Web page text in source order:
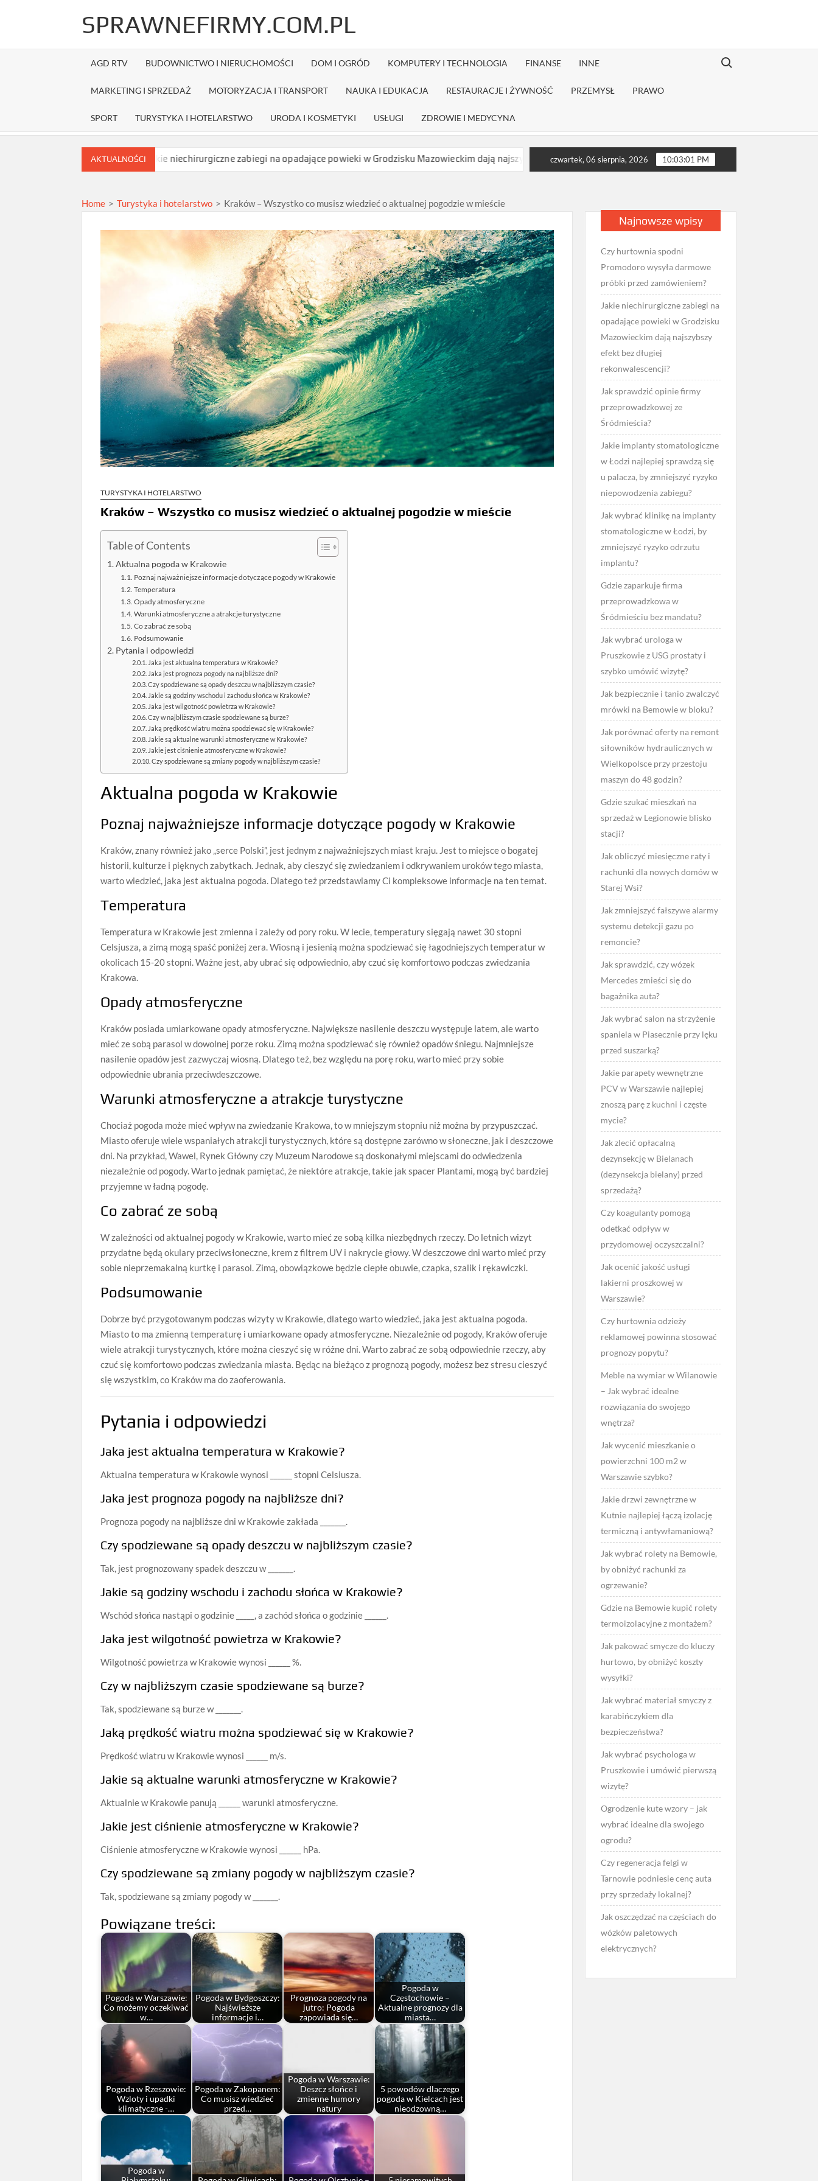
SPRAWNEFIRMY.COM.PL
AGD RTV BUDOWNICTWO I NIERUCHOMOŚCI DOM I OGRÓD KOMPUTERY I TECHNOLOGIA FINANSE INNE
MARKETING I SPRZEDAŻ MOTORYZACJA I TRANSPORT NAUKA I EDUKACJA RESTAURACJE I ŻYWNOŚĆ PRZEMYSŁ PRAWO
SPORT TURYSTYKA I HOTELARSTWO URODA I KOSMETYKI USŁUGI ZDROWIE I MEDYCYNA
Search for:
AKTUALNOŚCI
Jakie niechirurgiczne zabiegi na opadające powieki w Grodzisku Mazowieckim dają najszybszy efekt bez długiej rekonwalescencji? Jak sprawdzić opinie firmy
czwartek, 06 sierpnia, 2026 10:03:02 PM
Home > Turystyka i hotelarstwo > Kraków – Wszystko co musisz wiedzieć o aktualnej pogodzie w mieście
TURYSTYKA I HOTELARSTWO
Kraków – Wszystko co musisz wiedzieć o aktualnej pogodzie w mieście
Table of Contents
Aktualna pogoda w Krakowie
Poznaj najważniejsze informacje dotyczące pogody w Krakowie
Temperatura
Opady atmosferyczne
Warunki atmosferyczne a atrakcje turystyczne
Co zabrać ze sobą
Podsumowanie
Pytania i odpowiedzi
Jaka jest aktualna temperatura w Krakowie?
Jaka jest prognoza pogody na najbliższe dni?
Czy spodziewane są opady deszczu w najbliższym czasie?
Jakie są godziny wschodu i zachodu słońca w Krakowie?
Jaka jest wilgotność powietrza w Krakowie?
Czy w najbliższym czasie spodziewane są burze?
Jaką prędkość wiatru można spodziewać się w Krakowie?
Jakie są aktualne warunki atmosferyczne w Krakowie?
Jakie jest ciśnienie atmosferyczne w Krakowie?
Czy spodziewane są zmiany pogody w najbliższym czasie?
Aktualna pogoda w Krakowie
Poznaj najważniejsze informacje dotyczące pogody w Krakowie
Kraków, znany również jako „serce Polski”, jest jednym z najważniejszych miast kraju. Jest to miejsce o bogatej
historii, kulturze i pięknych zabytkach. Jednak, aby cieszyć się zwiedzaniem i odkrywaniem uroków tego miasta,
warto wiedzieć, jaka jest aktualna pogoda. Dlatego też przedstawiamy Ci kompleksowe informacje na ten temat.
Temperatura
Temperatura w Krakowie jest zmienna i zależy od pory roku. W lecie, temperatury sięgają nawet 30 stopni
Celsjusza, a zimą mogą spaść poniżej zera. Wiosną i jesienią można spodziewać się łagodniejszych temperatur w
okolicach 15-20 stopni. Ważne jest, aby ubrać się odpowiednio, aby czuć się komfortowo podczas zwiedzania
Krakowa.
Opady atmosferyczne
Kraków posiada umiarkowane opady atmosferyczne. Największe nasilenie deszczu występuje latem, ale warto
mieć ze sobą parasol w dowolnej porze roku. Zimą można spodziewać się również opadów śniegu. Najmniejsze
nasilenie opadów jest zazwyczaj wiosną. Dlatego też, bez względu na porę roku, warto mieć przy sobie
odpowiednie ubrania przeciwdeszczowe.
Warunki atmosferyczne a atrakcje turystyczne
Chociaż pogoda może mieć wpływ na zwiedzanie Krakowa, to w mniejszym stopniu niż można by przypuszczać.
Miasto oferuje wiele wspaniałych atrakcji turystycznych, które są dostępne zarówno w słoneczne, jak i deszczowe
dni. Na przykład, Wawel, Rynek Główny czy Muzeum Narodowe są doskonałymi miejscami do odwiedzenia
niezależnie od pogody. Warto jednak pamiętać, że niektóre atrakcje, takie jak spacer Plantami, mogą być bardziej
przyjemne w ładną pogodę.
Co zabrać ze sobą
W zależności od aktualnej pogody w Krakowie, warto mieć ze sobą kilka niezbędnych rzeczy. Do letnich wizyt
przydatne będą okulary przeciwsłoneczne, krem z filtrem UV i nakrycie głowy. W deszczowe dni warto mieć przy
sobie nieprzemakalną kurtkę i parasol. Zimą, obowiązkowe będzie ciepłe obuwie, czapka, szalik i rękawiczki.
Podsumowanie
Dobrze być przygotowanym podczas wizyty w Krakowie, dlatego warto wiedzieć, jaka jest aktualna pogoda.
Miasto to ma zmienną temperaturę i umiarkowane opady atmosferyczne. Niezależnie od pogody, Kraków oferuje
wiele atrakcji turystycznych, które można cieszyć się w różne dni. Warto zabrać ze sobą odpowiednie rzeczy, aby
czuć się komfortowo podczas zwiedzania miasta. Będąc na bieżąco z prognozą pogody, możesz bez stresu cieszyć
się wszystkim, co Kraków ma do zaoferowania.
Pytania i odpowiedzi
Jaka jest aktualna temperatura w Krakowie?
Aktualna temperatura w Krakowie wynosi ______ stopni Celsiusza.
Jaka jest prognoza pogody na najbliższe dni?
Prognoza pogody na najbliższe dni w Krakowie zakłada _______.
Czy spodziewane są opady deszczu w najbliższym czasie?
Tak, jest prognozowany spadek deszczu w _______.
Jakie są godziny wschodu i zachodu słońca w Krakowie?
Wschód słońca nastąpi o godzinie _____, a zachód słońca o godzinie ______.
Jaka jest wilgotność powietrza w Krakowie?
Wilgotność powietrza w Krakowie wynosi ______ %.
Czy w najbliższym czasie spodziewane są burze?
Tak, spodziewane są burze w _______.
Jaką prędkość wiatru można spodziewać się w Krakowie?
Prędkość wiatru w Krakowie wynosi ______ m/s.
Jakie są aktualne warunki atmosferyczne w Krakowie?
Aktualnie w Krakowie panują ______ warunki atmosferyczne.
Jakie jest ciśnienie atmosferyczne w Krakowie?
Ciśnienie atmosferyczne w Krakowie wynosi ______ hPa.
Czy spodziewane są zmiany pogody w najbliższym czasie?
Tak, spodziewane są zmiany pogody w _______.
Powiązane treści:
Pogoda w Warszawie:
Co możemy oczekiwać
w…
Pogoda w Bydgoszczy:
Najświeższe
informacje i…
Prognoza pogody na
jutro: Pogoda
zapowiada się…
Pogoda w
Częstochowie –
Aktualne prognozy dla
miasta…
Pogoda w Rzeszowie:
Wzloty i upadki
klimatyczne -…
Pogoda w Zakopanem:
Co musisz wiedzieć
przed…
Pogoda w Warszawie:
Deszcz słońce i
zmienne humory
natury
5 powodów dlaczego
pogoda w Kielcach jest
nieodzowną…
Pogoda w
Najnowsze wpisy
Czy hurtownia spodni
Promodoro wysyła darmowe
próbki przed zamówieniem?
Jakie niechirurgiczne zabiegi na
opadające powieki w Grodzisku
Mazowieckim dają najszybszy
efekt bez długiej
rekonwalescencji?
Jak sprawdzić opinie firmy
przeprowadzkowej ze
Śródmieścia?
Jakie implanty stomatologiczne
w Łodzi najlepiej sprawdzą się
u palacza, by zmniejszyć ryzyko
niepowodzenia zabiegu?
Jak wybrać klinikę na implanty
stomatologiczne w Łodzi, by
zmniejszyć ryzyko odrzutu
implantu?
Gdzie zaparkuje firma
przeprowadzkowa w
Śródmieściu bez mandatu?
Jak wybrać urologa w
Pruszkowie z USG prostaty i
szybko umówić wizytę?
Jak bezpiecznie i tanio zwalczyć
mrówki na Bemowie w bloku?
Jak porównać oferty na remont
siłowników hydraulicznych w
Wielkopolsce przy przestoju
maszyn do 48 godzin?
Gdzie szukać mieszkań na
sprzedaż w Legionowie blisko
stacji?
Jak obliczyć miesięczne raty i
rachunki dla nowych domów w
Starej Wsi?
Jak zmniejszyć fałszywe alarmy
systemu detekcji gazu po
remoncie?
Jak sprawdzić, czy wózek
Mercedes zmieści się do
bagażnika auta?
Jak wybrać salon na strzyżenie
spaniela w Piasecznie przy lęku
przed suszarką?
Jakie parapety wewnętrzne
PCV w Warszawie najlepiej
znoszą parę z kuchni i częste
mycie?
Jak zlecić opłacalną
dezynsekcję w Bielanach
(dezynsekcja bielany) przed
sprzedażą?
Czy koagulanty pomogą
odetkać odpływ w
przydomowej oczyszczalni?
Jak ocenić jakość usługi
lakierni proszkowej w
Warszawie?
Czy hurtownia odzieży
reklamowej powinna stosować
prognozy popytu?
Meble na wymiar w Wilanowie
– Jak wybrać idealne
rozwiązania do swojego
wnętrza?
Jak wycenić mieszkanie o
powierzchni 100 m2 w
Warszawie szybko?
Jakie drzwi zewnętrzne w
Kutnie najlepiej łączą izolację
termiczną i antywłamaniową?
Jak wybrać rolety na Bemowie,
by obniżyć rachunki za
ogrzewanie?
Gdzie na Bemowie kupić rolety
termoizolacyjne z montażem?
Jak pakować smycze do kluczy
hurtowo, by obniżyć koszty
wysyłki?
Jak wybrać materiał smyczy z
karabińczykiem dla
bezpieczeństwa?
Jak wybrać psychologa w
Pruszkowie i umówić pierwszą
wizytę?
Ogrodzenie kute wzory – jak
wybrać idealne dla swojego
ogrodu?
Czy regeneracja felgi w
Tarnowie podniesie cenę auta
przy sprzedaży lokalnej?
Jak oszczędzać na częściach do
wózków paletowych
elektrycznych?